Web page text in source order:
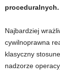
proceduralnych.
Najbardziej
cywilnoprawna
klasyczny
nadzorze